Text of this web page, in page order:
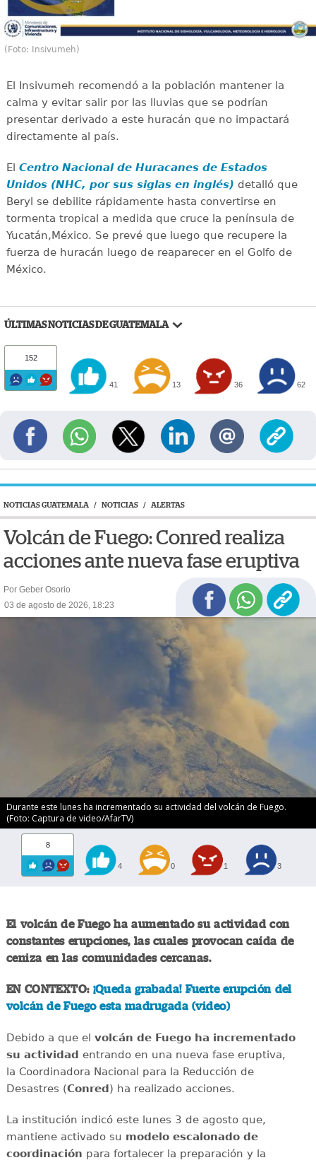
(Foto: Insivumeh)
El Insivumeh recomendó a la población mantener la
calma y evitar salir por las lluvias que se podrían
presentar derivado a este huracán que no impactará
directamente al país.
El Centro Nacional de Huracanes de Estados
Unidos (NHC, por sus siglas en inglés) detalló que
Beryl se debilite rápidamente hasta convertirse en
tormenta tropical a medida que cruce la península de
Yucatán,México. Se prevé que luego que recupere la
fuerza de huracán luego de reaparecer en el Golfo de
México.
ÚLTIMAS NOTICIAS DE GUATEMALA
152
41 13 36 62
NOTICIAS GUATEMALA / NOTICIAS / ALERTAS
Volcán de Fuego: Conred realiza
acciones ante nueva fase eruptiva
Por Geber Osorio
03 de agosto de 2026, 18:23
Durante este lunes ha incrementado su actividad del volcán de Fuego.
(Foto: Captura de video/AfarTV)
8
4 0 1 3
El volcán de Fuego ha aumentado su actividad con
constantes erupciones, las cuales provocan caída de
ceniza en las comunidades cercanas.
EN CONTEXTO: ¡Queda grabada! Fuerte erupción del
volcán de Fuego esta madrugada (video)
Debido a que el volcán de Fuego ha incrementado
su actividad entrando en una nueva fase eruptiva,
la Coordinadora Nacional para la Reducción de
Desastres (Conred) ha realizado acciones.
La institución indicó este lunes 3 de agosto que,
mantiene activado su modelo escalonado de
coordinación para fortalecer la preparación y la